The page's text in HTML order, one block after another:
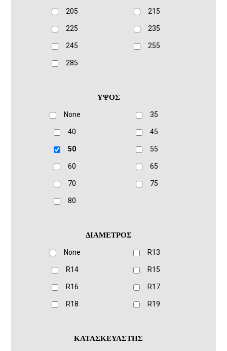
205 215
225 235
245 255
285
ΥΨΟΣ
None 35
40 45
50 55
60 65
70 75
80
ΔΙΑΜΕΤΡΟΣ
None R13
R14 R15
R16 R17
R18 R19
ΚΑΤΑΣΚΕΥΑΣΤΗΣ